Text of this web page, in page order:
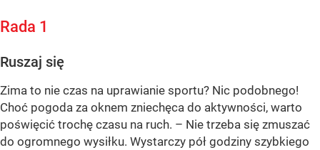
Rada 1
Ruszaj się
Zima to nie czas na uprawianie sportu? Nic podobnego!
Choć pogoda za oknem zniechęca do aktywności, warto
poświęcić trochę czasu na ruch. – Nie trzeba się zmuszać
do ogromnego wysiłku. Wystarczy pół godziny szybkiego